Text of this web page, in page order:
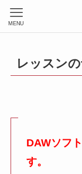
MENU
レッスン
DAWソフ
す。